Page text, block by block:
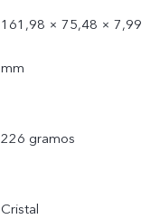
161,98 × 75,48 × 7,99
mm
226 gramos
Cristal